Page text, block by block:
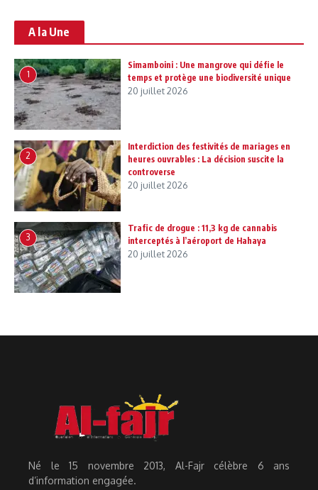
A la Une
1
Simamboini : Une mangrove qui défie le
temps et protège une biodiversité unique
20 juillet 2026
2
Interdiction des festivités de mariages en
heures ouvrables : La décision suscite la
controverse
20 juillet 2026
3
Trafic de drogue : 11,3 kg de cannabis
interceptés à l’aéroport de Hahaya
20 juillet 2026
Né le 15 novembre 2013, Al-Fajr célèbre 6 ans
d’information engagée.